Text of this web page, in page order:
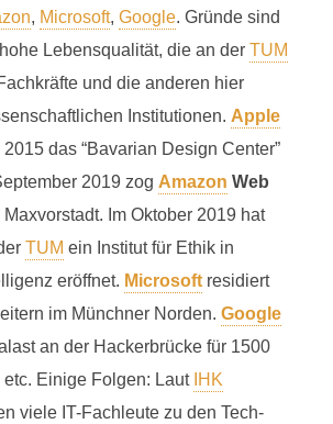
, Microsoft, Google. Gründe sind
Lebensqualität, die an der TUM
und die anderen hier
Institutionen. Apple
das “Bavarian Design Center”
2019 zog Amazon Web
Im Oktober 2019 hat
TUM ein Institut für Ethik in
eröffnet. Microsoftresidiert
im Münchner Norden. Google
an der Hackerbrücke für 1500
etc. Einige Folgen: Laut IHK
viele IT-Fachleute zu den Tech-